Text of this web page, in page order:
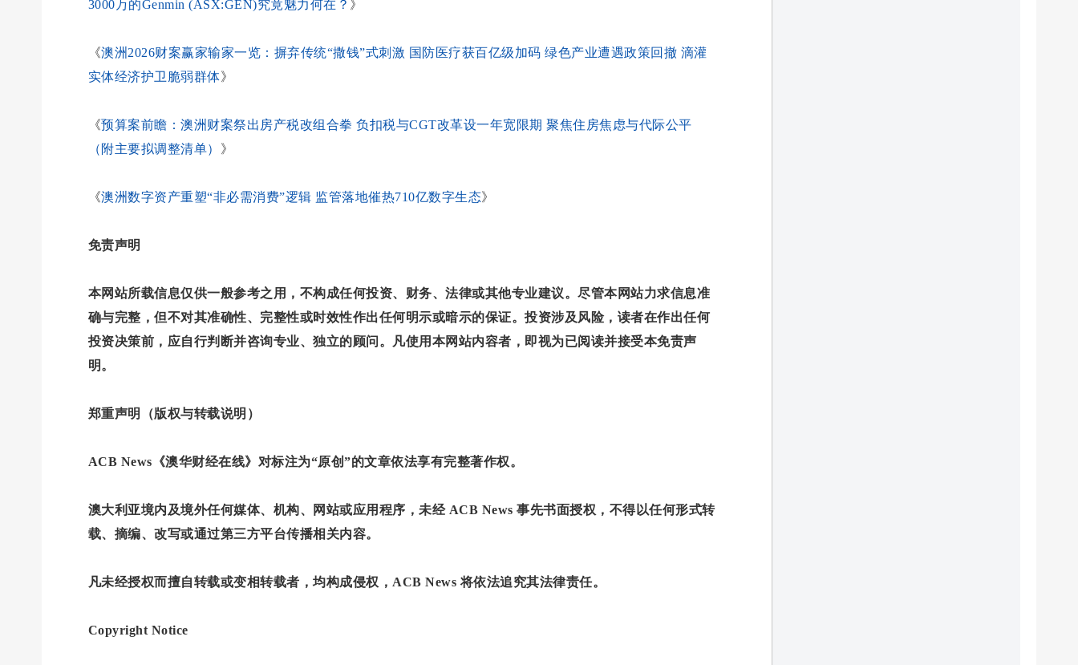
3000万的Genmin (ASX:GEN)究竟魅力何在？ 》
《澳洲2026财案赢家输家一览：摒弃传统“撒钱”式刺激 国防医疗获百亿级加码 绿色产业遭遇政策回撤 滴灌
实体经济护卫脆弱群体》
《预算案前瞻：澳洲财案祭出房产税改组合拳 负扣税与CGT改革设一年宽限期 聚焦住房焦虑与代际公平
（附主要拟调整清单） 》
《澳洲数字资产重塑“非必需消费”逻辑 监管落地催热710亿数字生态》
免责声明
本网站所载信息仅供一般参考之用，不构成任何投资、财务、法律或其他专业建议。尽管本网站力求信息准
确与完整，但不对其准确性、完整性或时效性作出任何明示或暗示的保证。投资涉及风险，读者在作出任何
投资决策前，应自行判断并咨询专业、独立的顾问。凡使用本网站内容者，即视为已阅读并接受本免责声
明。
郑重声明（版权与转载说明）
ACB News《澳华财经在线》对标注为“原创”的文章依法享有完整著作权。
澳大利亚境内及境外任何媒体、机构、网站或应用程序，未经 ACB News 事先书面授权，不得以任何形式转
载、摘编、改写或通过第三方平台传播相关内容。
凡未经授权而擅自转载或变相转载者，均构成侵权，ACB News 将依法追究其法律责任。
Copyright Notice